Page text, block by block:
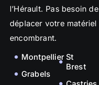
l’Hérault. Pas besoin de
déplacer votre matériel
encombrant.
Montpellier
Grabels
St
Brest